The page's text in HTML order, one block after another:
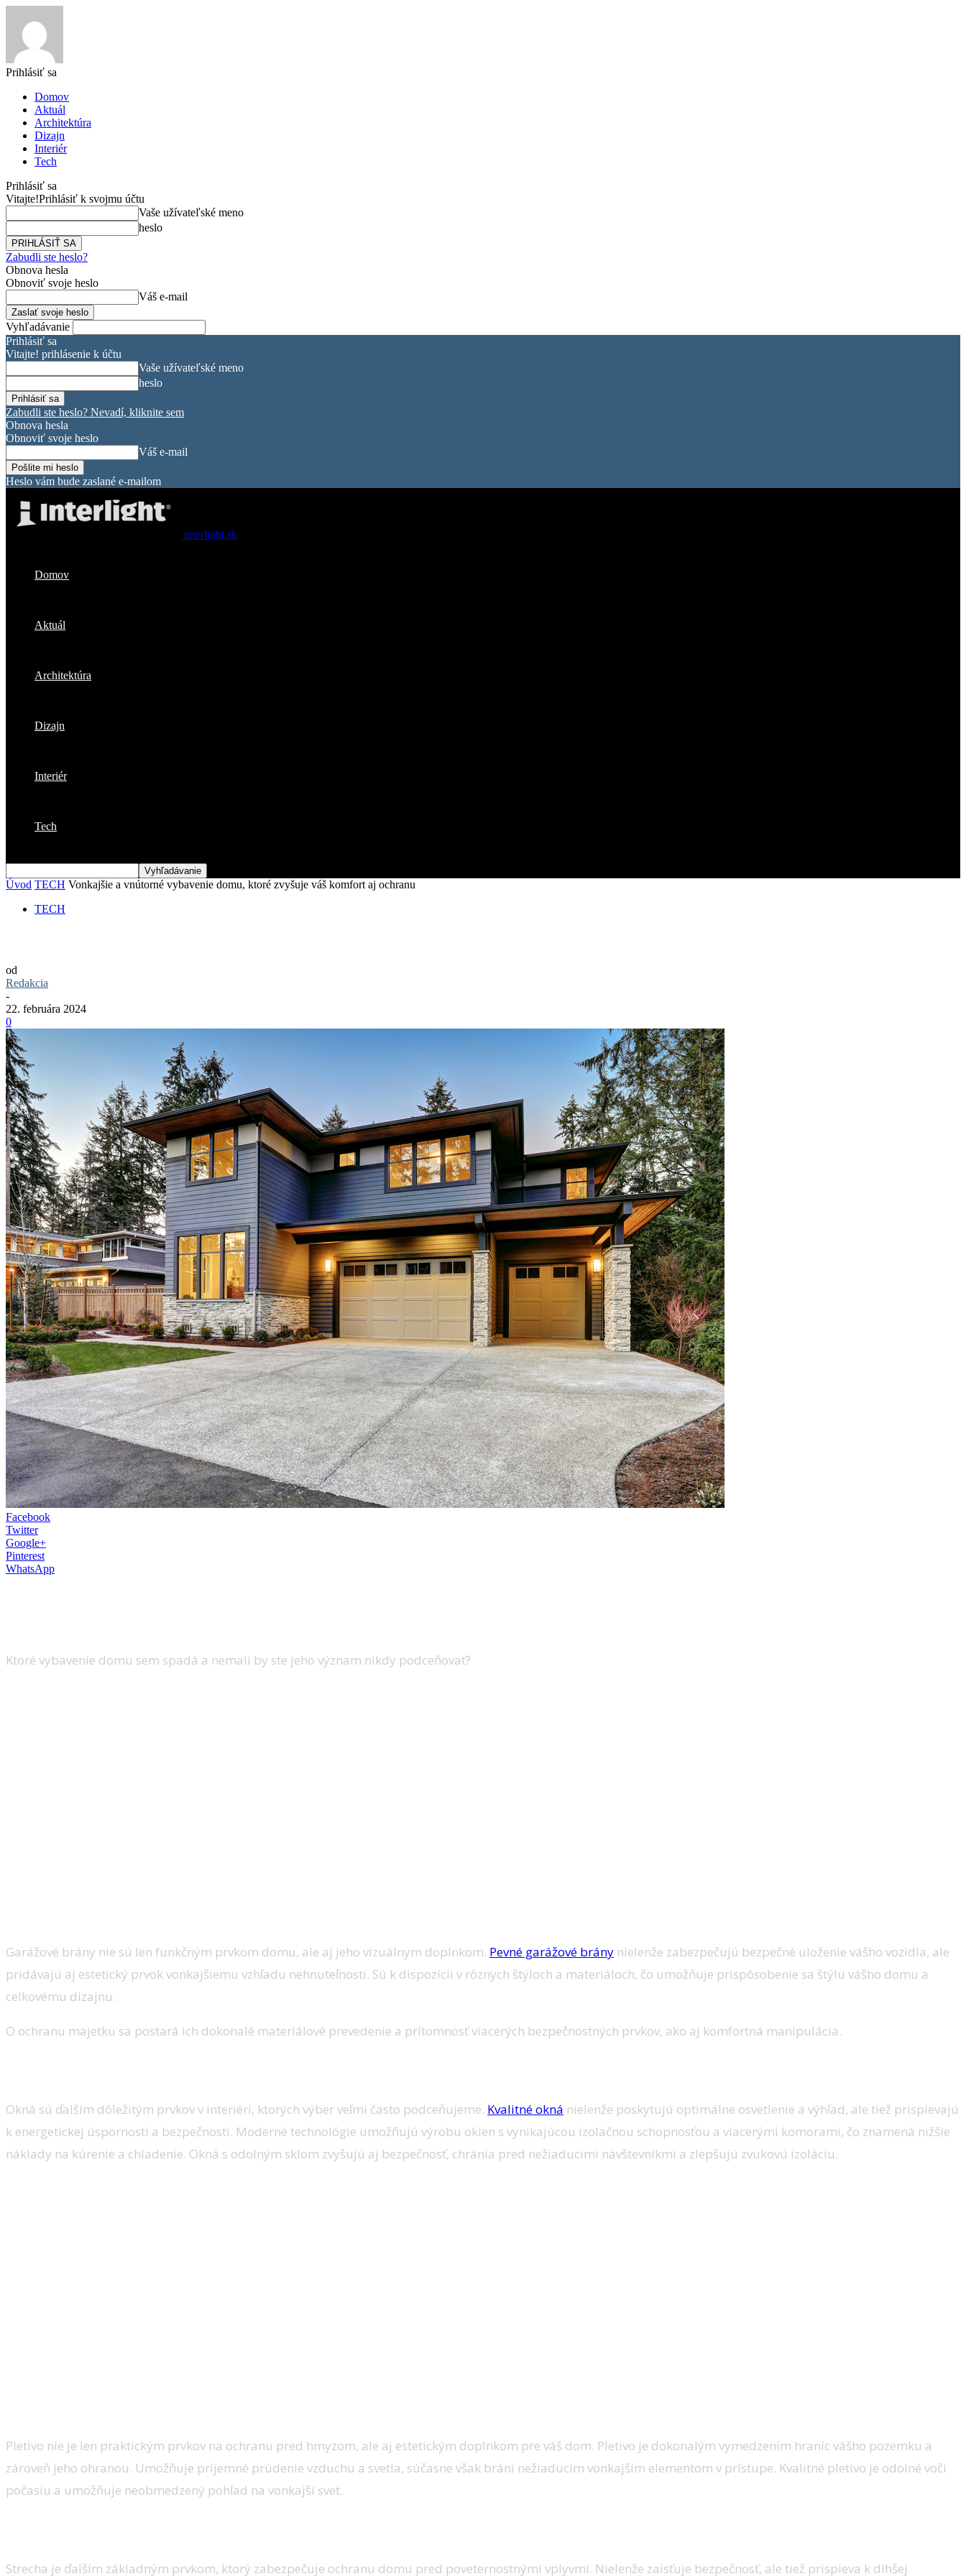
Prihlásiť sa
Domov
Aktuál
Architektúra
Dizajn
Interiér
Tech
Prihlásiť sa
Vitajte!Prihlásiť k svojmu účtu
Vaše užívateľské meno
heslo
Zabudli ste heslo?
Obnova hesla
Obnoviť svoje heslo
Váš e-mail
Vyhľadávanie
Prihlásiť sa
Vitajte! prihlásenie k účtu
Vaše užívateľské meno
heslo
Zabudli ste heslo? Nevadí, kliknite sem
Obnova hesla
Obnoviť svoje heslo
Váš e-mail
Heslo vám bude zaslané e-mailom
interlight.sk
Domov
Aktuál
Architektúra
Dizajn
Interiér
Tech
Úvod TECH Vonkajšie a vnútorné vybavenie domu, ktoré zvyšuje váš komfort aj ochranu
TECH
od
Redakcia
-
22. februára 2024
0
Facebook
Twitter
Google+
Pinterest
WhatsApp
Ktoré vybavenie domu sem spadá a nemali by ste jeho význam nikdy podceňovať?
Garážové brány nie sú len funkčným prvkom domu, ale aj jeho vizuálnym doplnkom. Pevné garážové brány nielenže zabezpečujú bezpečné uloženie vášho vozidla, ale
pridávajú aj estetický prvok vonkajšiemu vzhľadu nehnuteľnosti. Sú k dispozícii v rôznych štýloch a materiáloch, čo umožňuje prispôsobenie sa štýlu vášho domu a
celkovému dizajnu.
O ochranu majetku sa postará ich dokonalé materiálové prevedenie a prítomnosť viacerých bezpečnostných prvkov, ako aj komfortná manipulácia.
Okná sú ďalším dôležitým prvkov v interiéri, ktorých výber veľmi často podceňujeme. Kvalitné okná nielenže poskytujú optimálne osvetlenie a výhľad, ale tiež prispievajú
k energetickej úspornosti a bezpečnosti. Moderné technológie umožňujú výrobu okien s vynikajúcou izolačnou schopnosťou a viacerými komorami, čo znamená nižšie
náklady na kúrenie a chladenie. Okná s odolným sklom zvyšujú aj bezpečnosť, chránia pred nežiaducimi návštevníkmi a zlepšujú zvukovú izoláciu.
Pletivo nie je len praktickým prvkov na ochranu pred hmyzom, ale aj estetickým doplnkom pre váš dom. Pletivo je dokonalým vymedzením hraníc vášho pozemku a
zároveň jeho ohranou. Umožňuje príjemné prúdenie vzduchu a svetla, súčasne však bráni nežiaducim vonkajším elementom v prístupe. Kvalitné pletivo je odolné voči
počasiu a umožňuje neobmedzený pohľad na vonkajší svet.
Strecha je ďalším základným prvkom, ktorý zabezpečuje ochranu domu pred poveternostnými vplyvmi. Nielenže zaisťuje bezpečnosť, ale tiež prispieva k dlhšej